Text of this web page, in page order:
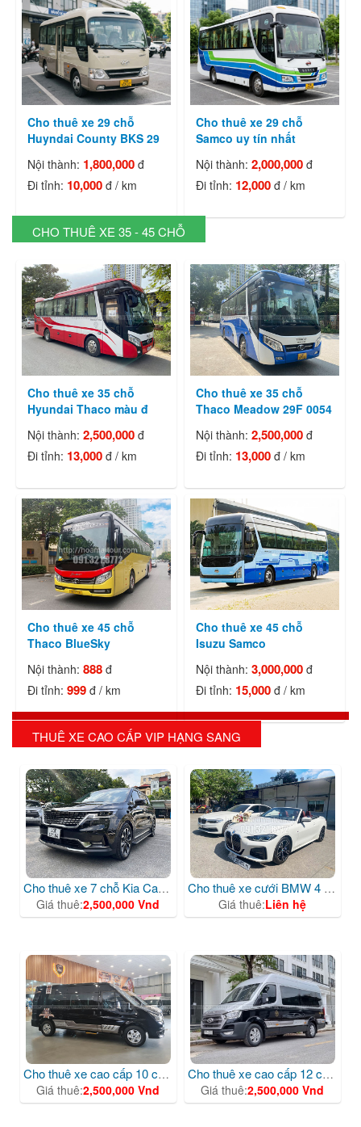
Cho thuê xe 29 chỗ
Huyndai County BKS 29
Nội thành: 1,800,000 đ
Đi tỉnh: 10,000 đ / km
Cho thuê xe 29 chỗ
Samco uy tín nhất
Nội thành:2,000,000 đ
Đi tỉnh: 12,000 đ / km
CHO THUÊ XE 35 - 45 CHỖ
Cho thuê xe 35 chỗ
Hyundai Thaco màu đ
Nội thành:2,500,000 đ
Đi tỉnh: 13,000 đ / km
Cho thuê xe 35 chỗ
Thaco Meadow 29F 0054
Nội thành:2,500,000 đ
Đi tỉnh: 13,000 đ / km
Cho thuê xe 45 chỗ
Thaco BlueSky
Nội thành:888 đ
Đi tỉnh:999 đ / km
Cho thuê xe 45 chỗ
Isuzu Samco
Nội thành:3,000,000 đ
Đi tỉnh: 15,000 đ / km
THUÊ XE CAO CẤP VIP HẠNG SANG
Cho thuê xe 7 chỗ Kia Carnival màu đen cao cấp
Giá thuê:2,500,000 Vnd
Cho thuê xe cưới BMW 4 series mui trần
Giá thuê:Liên hệ
Cho thuê xe cao cấp 10 chỗ Ford Dcar
Giá thuê:2,500,000 Vnd
Cho thuê xe cao cấp 12 chỗ Hyundai Dcar
Giá thuê:2,500,000 Vnd